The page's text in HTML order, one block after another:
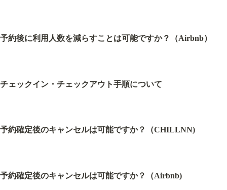
予約後に利用人数を減らすことは可能ですか？（Airbnb）
チェックイン・チェックアウト手順について
予約確定後のキャンセルは可能ですか？（CHILLNN)
予約確定後のキャンセルは可能ですか？（Airbnb)